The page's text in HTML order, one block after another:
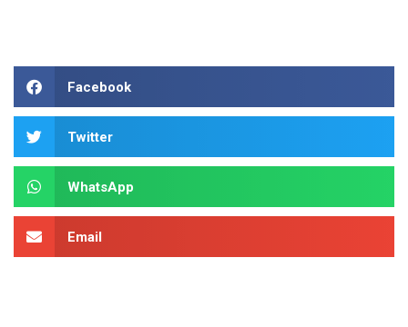
Facebook
Twitter
WhatsApp
Email